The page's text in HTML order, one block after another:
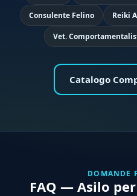
Consulente Felino Reiki
Vet.
Catalogo
DOMANDE
FAQ — Asilo